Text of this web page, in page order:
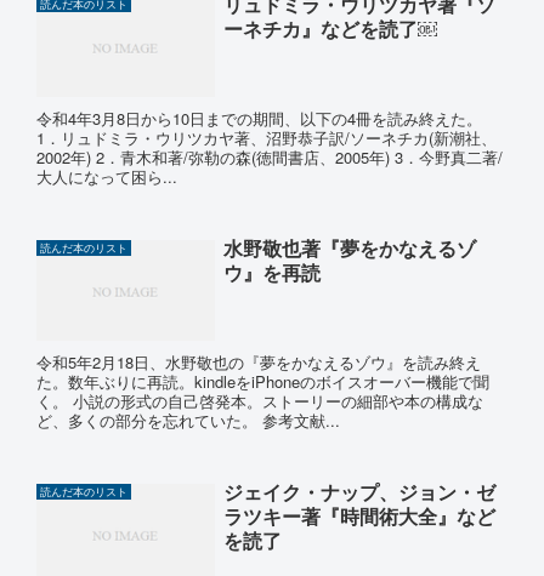
読んだ本のリスト
ーネチカ』などを読了￼
令和4年3月8日から10日までの期間、以下の4冊を読み終えた。
1．リュドミラ・ウリツカヤ著、沼野恭子訳/ソーネチカ(新潮社、
2002年) 2．青木和著/弥勒の森(徳間書店、2005年) 3．今野真二著/
大人になって困ら...
読んだ本のリスト
水野敬也著『夢をかなえるゾ
ウ』を再読
令和5年2月18日、水野敬也の『夢をかなえるゾウ』を読み終え
た。数年ぶりに再読。kindleをiPhoneのボイスオーバー機能で聞
く。 小説の形式の自己啓発本。ストーリーの細部や本の構成な
ど、多くの部分を忘れていた。 参考文献...
読んだ本のリスト
ジェイク・ナップ、ジョン・ゼ
ラツキー著『時間術大全』など
を読了